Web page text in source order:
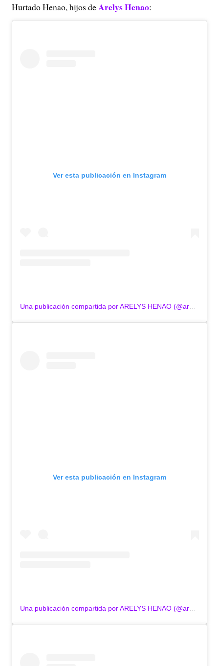
Hurtado Henao, hijos deArelys Henao:
Ver esta publicación en Instagram
Ver esta publicación en Instagram